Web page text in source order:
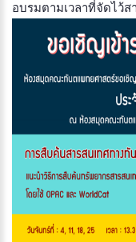
อบรมตามเวลาที่จัดไว้